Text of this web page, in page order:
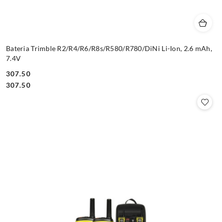
Bateria Trimble R2/R4/R6/R8s/R580/R780/DiNi Li-Ion, 2.6 mAh,
7.4V
Cena:
307.50
Cena:
307.50